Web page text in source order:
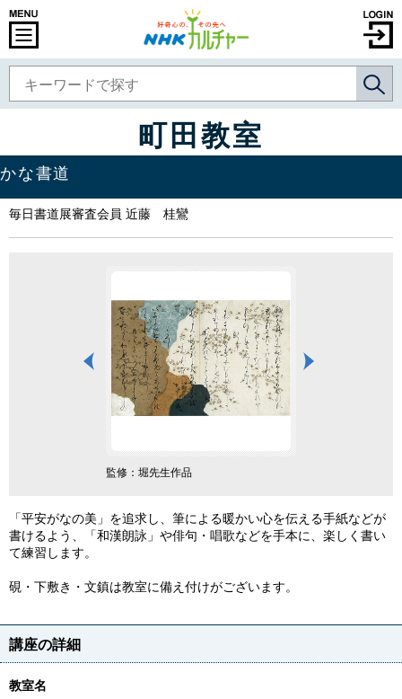
町田教室
かな書道
毎日書道展審査会員 近藤 桂鸞
監修：堀先生作品
「平安がなの美」を追求し、筆による暖かい心を伝える手紙などが
書けるよう、「和漢朗詠」や俳句・唱歌などを手本に、楽しく書い
て練習します。
硯・下敷き・文鎮は教室に備え付けがございます。
講座の詳細
教室名